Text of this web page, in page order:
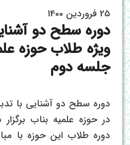
25 فروردین 1400
دوره سطح دو
ویژه طلاب حوزه
جلسه دوم
دوره سطح دو آشنایی با
در حوزه علمیه بناب
دوره طلاب این حوزه با